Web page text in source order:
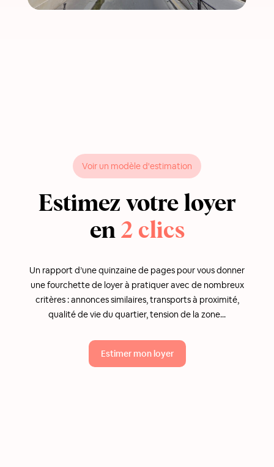
Voir un modèle d'estimation
Estimez votre loyer
en 2 clics
Un rapport d’une quinzaine de pages pour vous donner
une fourchette de loyer à pratiquer avec de nombreux
critères : annonces similaires, transports à proximité,
qualité de vie du quartier, tension de la zone...
Estimer mon loyer